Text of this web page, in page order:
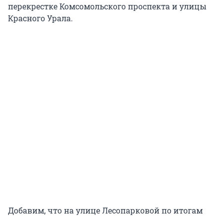
перекрестке Комсомольского проспекта и улицы
Красного Урала.
Добавим, что на улице Лесопарковой по итогам